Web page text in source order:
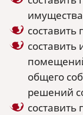
составить
составить
общего
решений